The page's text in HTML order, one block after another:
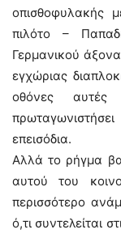
οπισθοφυλακής
πιλότο –
Γερμανικού άξονα
εγχώριας
οθόνες
επεισόδια.
Αλλά το ρήγμα
αυτού του
περισσότερο
ό,τι συντελείται